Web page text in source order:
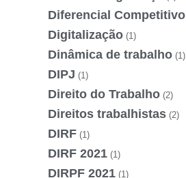
Diferencial Competitivo
Digitalização (1)
Dinâmica de trabalho (1)
DIPJ (1)
Direito do Trabalho (2)
Direitos trabalhistas (2)
DIRF (1)
DIRF 2021 (1)
DIRPF 2021 (1)